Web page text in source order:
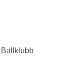
Ballklubb